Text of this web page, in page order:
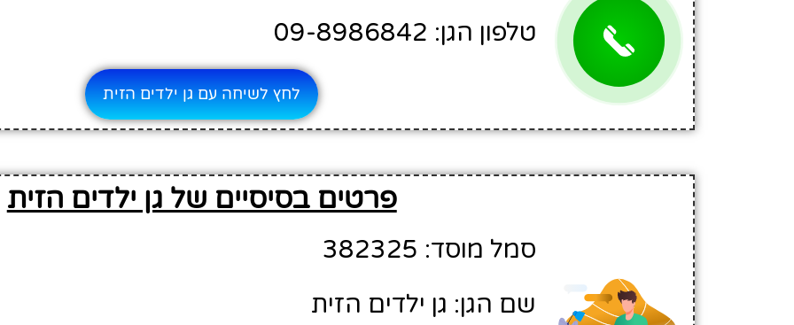
טלפון הגן: 09-8986842
לחץ לשיחה עם גן ילדים הזית
פרטים בסיסיים של גן ילדים הזית
סמל מוסד: 382325
שם הגן: גן ילדים הזית